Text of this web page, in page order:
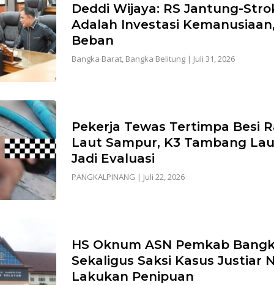
Deddi Wijaya: RS Jantung-
Adalah Investasi
Beban
Bangka Barat, Bangka Belitung | Juli 31, 2026
Pekerja Tewas Tertimpa Besi
Laut Sampur, K3 Tambang
Jadi Evaluasi
PANGKALPINANG | Juli 22, 2026
HS Oknum ASN Pemkab
Sekaligus Saksi Kasus Justiar
Lakukan Penipuan